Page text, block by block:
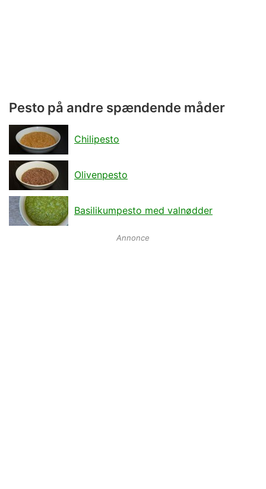
Pesto på andre spændende måder
Chilipesto
Olivenpesto
Basilikumpesto med valnødder
Annonce